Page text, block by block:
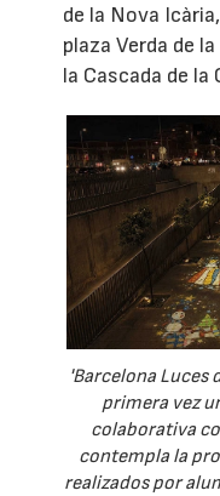
de la Nova
plaza Verda de
la Cascada de
'Barcelona Luces
primera vez
colaborativa
contempla la
realizados por